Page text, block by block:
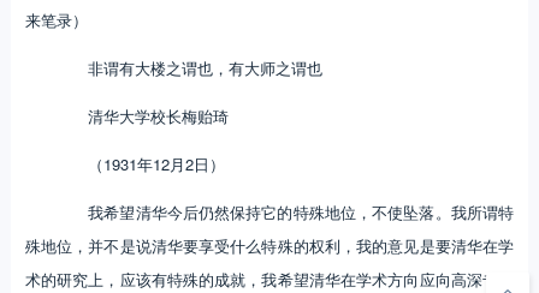
来笔录）
非谓有大楼之谓也，有大师之谓也
清华大学校长梅贻琦
（1931年12月2日）
我希望清华今后仍然保持它的特殊地位，不使坠落。我所谓特
殊地位，并不是说清华要享受什么特殊的权利，我的意见是要清华在学
术的研究上，应该有特殊的成就，我希望清华在学术方向应向高深专精